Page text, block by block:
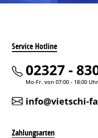
Service Hotline
02327 -
Mo-Fr. von 07:00 - 18:00 Uhr
info@vietschi-
Zahlungsarten